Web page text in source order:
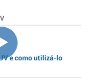
e como utilizá-lo